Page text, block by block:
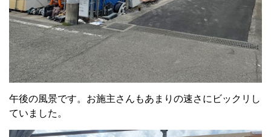
午後の風景です。お施主さんもあまりの速さにビックリし
ていました。